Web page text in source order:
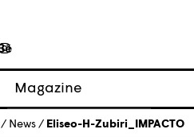
Magazine
Articles
/ News / Eliseo-H-Zubiri_IMPACTO